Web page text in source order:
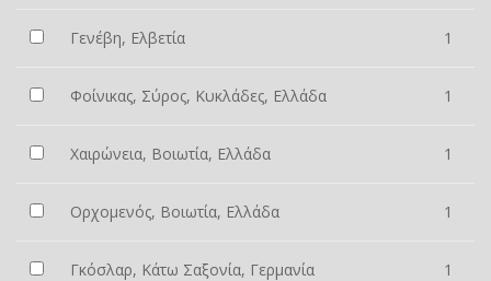
Γενέβη, Ελβετία 1
Φοίνικας, Σύρος, Κυκλάδες, Ελλάδα 1
Χαιρώνεια, Βοιωτία, Ελλάδα 1
Ορχομενός, Βοιωτία, Ελλάδα 1
Γκόσλαρ, Κάτω Σαξονία, Γερμανία 1